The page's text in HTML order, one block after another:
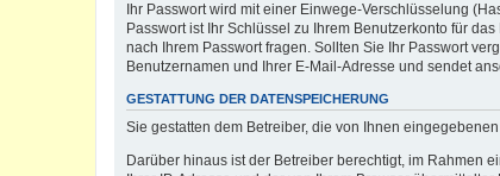
Ihr Passwort wird mit einer Einwege-Verschlüsselung
Passwort ist Ihr Schlüssel zu Ihrem Benutzerkonto für
nach Ihrem Passwort fragen. Sollten Sie Ihr Passwort
Benutzernamen und Ihrer E-Mail-Adresse und sendet
GESTATTUNG DER DATENSPEICHERUNG
Sie gestatten dem Betreiber, die von Ihnen
Darüber hinaus ist der Betreiber berechtigt, im Rahmen